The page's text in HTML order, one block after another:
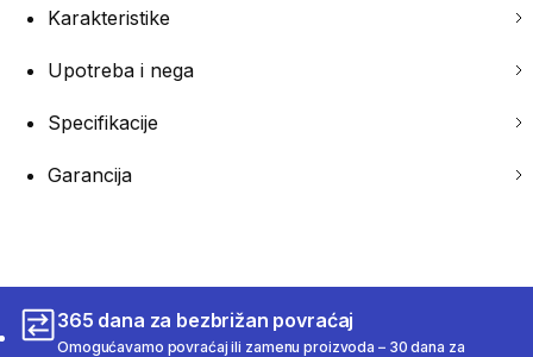
Karakteristike
Upotreba i nega
Specifikacije
Garancija
365 dana za bezbrižan povraćaj
Omogućavamo povraćaj ili zamenu proizvoda – 30 dana za